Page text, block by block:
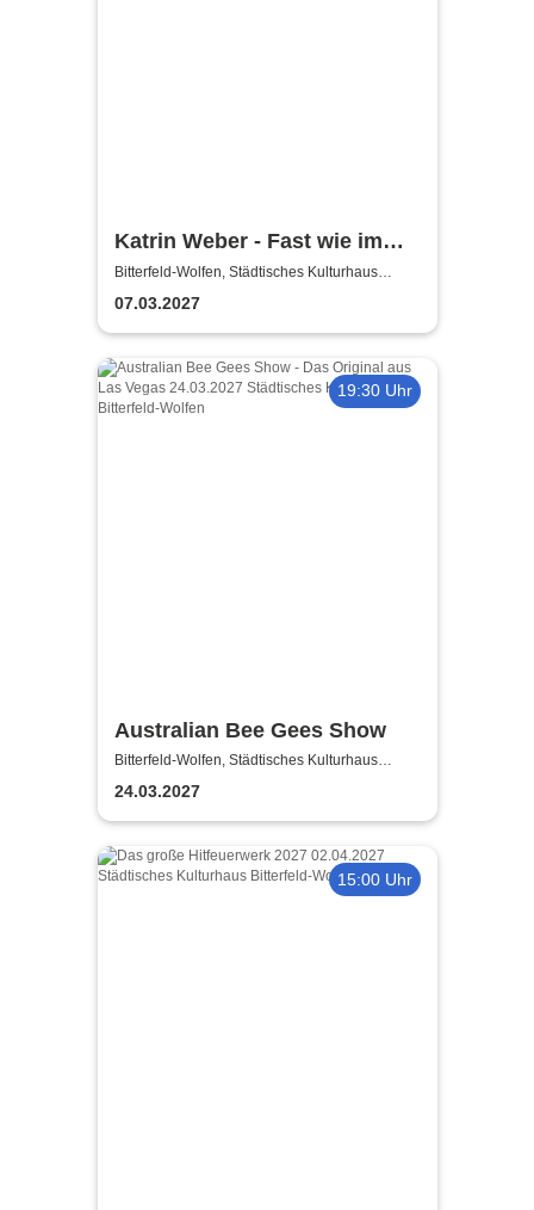
Katrin Weber - Fast wie im
Kino
Bitterfeld-Wolfen, Städtisches Kulturhaus
Bitterfeld-Wolfen
07.03.2027
19:30 Uhr
Australian Bee Gees Show
Bitterfeld-Wolfen, Städtisches Kulturhaus
Bitterfeld-Wolfen
24.03.2027
15:00 Uhr